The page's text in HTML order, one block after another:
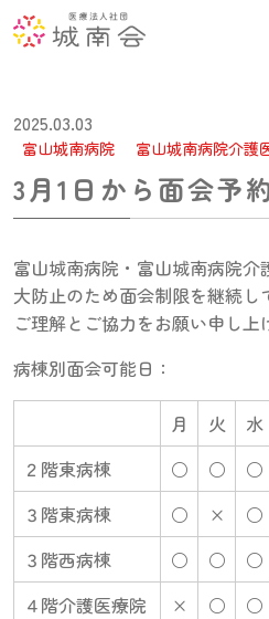
2025.03.03
富山城南病院 富山城南病院介護
3月1日から面会予
富山城南病院・富山城南病院
大防止のため面会制限を継続し
ご理解とご協力をお願い申し上
病棟別面会可能日：
月 火 水
２階東病棟
○ ○ ○
３階東病棟
○ × ○
３階西病棟
○ ○ ○
４階介護医療院
× ○ ○